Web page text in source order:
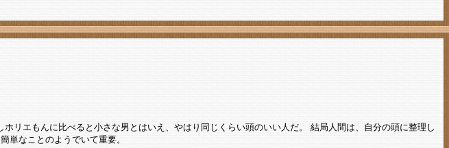
リエもんに比べると小さな男とはいえ、やはり同じくらい頭のいい人だ。 結局人間は、自分の頭に整理し
単なことのようでいて重要。